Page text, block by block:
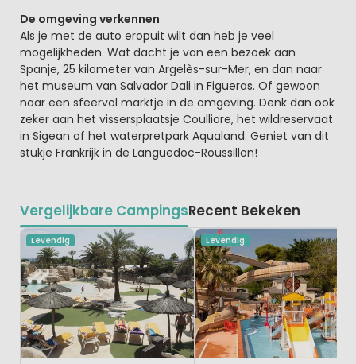
De omgeving verkennen
Als je met de auto eropuit wilt dan heb je veel
mogelijkheden. Wat dacht je van een bezoek aan
Spanje, 25 kilometer van Argelès-sur-Mer, en dan naar
het museum van Salvador Dali in Figueras. Of gewoon
naar een sfeervol marktje in de omgeving. Denk dan ook
zeker aan het vissersplaatsje Coulliore, het wildreservaat
in Sigean of het waterpretpark Aqualand. Geniet van dit
stukje Frankrijk in de Languedoc-Roussillon!
Vergelijkbare CampingsRecent Bekeken
Levendig Levendig